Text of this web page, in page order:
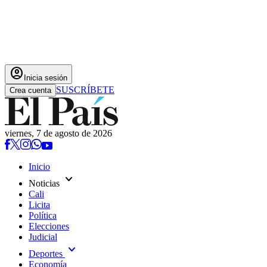
account_circle Inicia sesión
Crea cuenta SUSCRÍBETE
viernes, 7 de agosto de 2026
Inicio
Noticias expand_more
Cali
Licita
Política
Elecciones
Judicial
Deportes expand_more
Economía